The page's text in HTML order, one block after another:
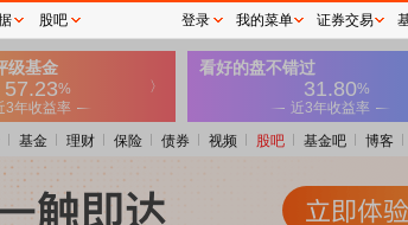
基金 理财 保险 债券 视频 股吧 基金吧 博客
股吧 登录 我的菜单 证券交易